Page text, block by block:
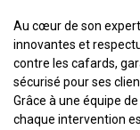
Au cœur de son
innovantes et
contre les cafards,
sécurisé pour ses
Grâce à une équipe
chaque intervention